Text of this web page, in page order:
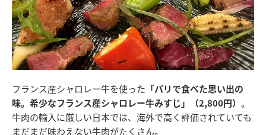
フランス産シャロレー牛を使った 「パリで食べた思い出の
味。希少なフランス産シャロレー牛みすじ」（2,800円） 。
牛肉の輸入に厳しい日本では、海外で高く評価されていても
まだまだ味わえない牛肉がたくさん。